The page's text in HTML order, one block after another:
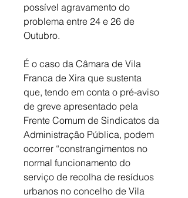
possível agravamento do
problema entre 24 e 26 de
Outubro.
É o caso da Câmara de Vila
Franca de Xira que sustenta
que, tendo em conta o pré-aviso
de greve apresentado pela
Frente Comum de Sindicatos da
Administração Pública, podem
ocorrer “constrangimentos no
normal funcionamento do
serviço de recolha de resíduos
urbanos no concelho de Vila